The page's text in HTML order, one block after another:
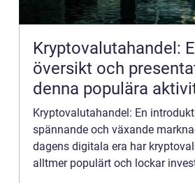
Kryptovalutahandel:
översikt och
denna populära
Kryptovalutahandel: En
spännande och växande
dagens digitala era har
alltmer populärt och lockar